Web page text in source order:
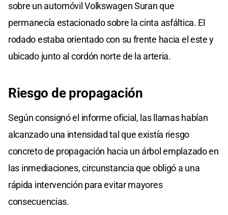
sobre un automóvil Volkswagen Suran que
permanecía estacionado sobre la cinta asfáltica. El
rodado estaba orientado con su frente hacia el este y
ubicado junto al cordón norte de la arteria.
Riesgo de propagación
Según consignó el informe oficial, las llamas habían
alcanzado una intensidad tal que existía riesgo
concreto de propagación hacia un árbol emplazado en
las inmediaciones, circunstancia que obligó a una
rápida intervención para evitar mayores
consecuencias.